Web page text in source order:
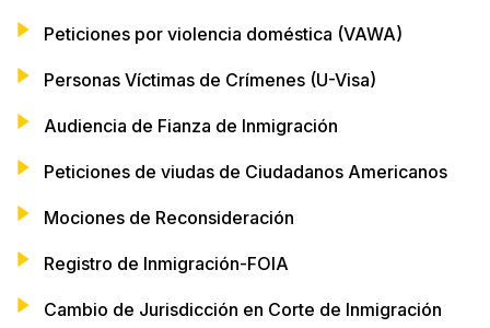
Peticiones por violencia doméstica (VAWA)
Personas Víctimas de Crímenes (U-Visa)
Audiencia de Fianza de Inmigración
Peticiones de viudas de Ciudadanos Americanos
Mociones de Reconsideración
Registro de Inmigración-FOIA
Cambio de Jurisdicción en Corte de Inmigración